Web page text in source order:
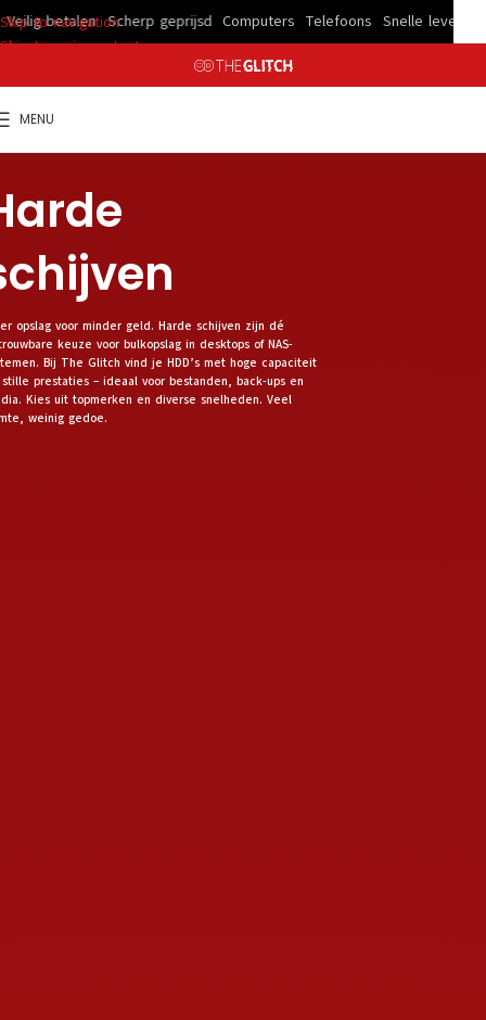
Skip to navigation
Skip to main content
MENU
opslag voor minder geld. Harde schijven zijn dé
keuze voor bulkopslag in desktops of NAS-
Bij The Glitch vind je HDD’s met hoge capaciteit
prestaties – ideaal voor bestanden, back-ups en
Kies uit topmerken en diverse snelheden. Veel
weinig gedoe.
betalen Scherp geprijsd Computers Telefoons Snelle levering